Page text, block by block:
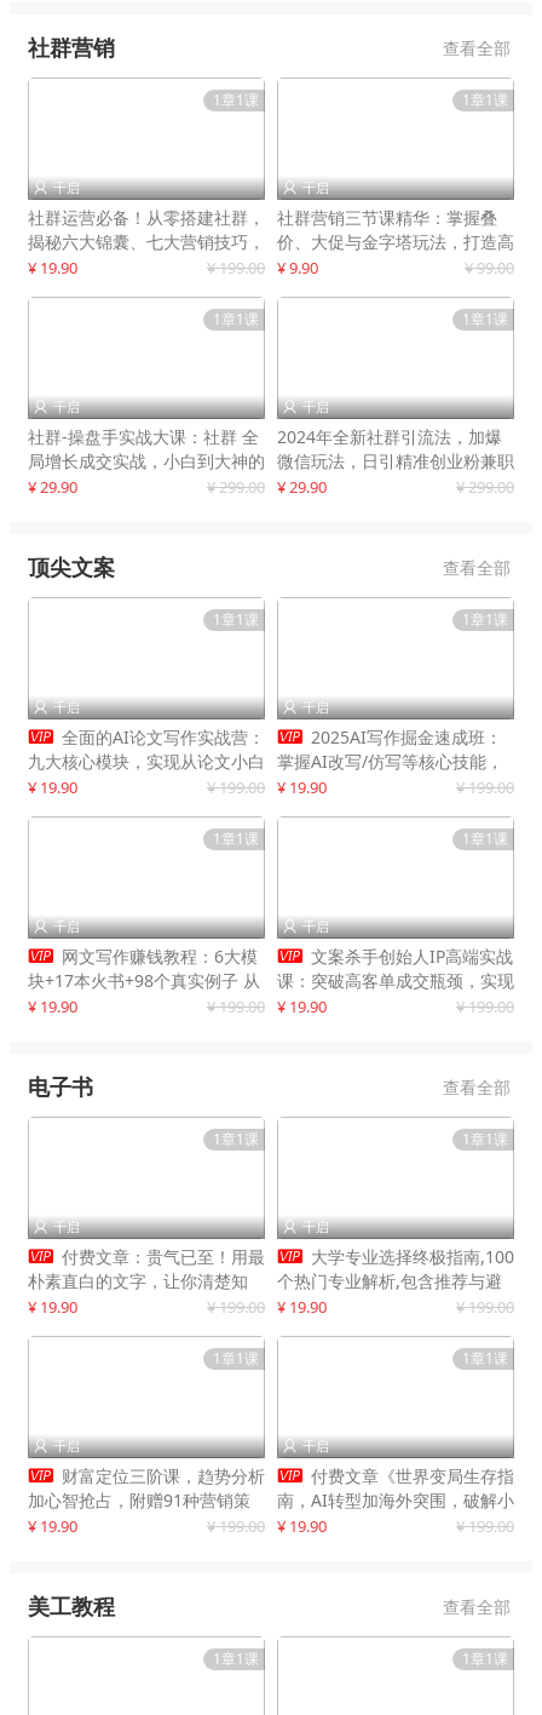
社群营销 查看全部
1章1课
 千启
社群运营必备！从零搭建社群，
揭秘六大锦囊、七大营销技巧，
打造火爆社群
¥ 19.90 ¥ 199.00
1章1课
 千启
社群营销三节课精华：掌握叠
价、大促与金字塔玩法，打造高
效营销体系
¥ 9.90 ¥ 99.00
1章1课
 千启
社群-操盘手实战大课：社群 全
局增长成交实战，小白到大神的
进阶之路
¥ 29.90 ¥ 299.00
1章1课
 千启
2024年全新社群引流法，加爆
微信玩法，日引精准创业粉兼职
粉200+
¥ 29.90 ¥ 299.00
顶尖文案 查看全部
1章1课
 千启
 全面的AI论文写作实战营：
九大核心模块，实现从论文小白
到高效产出的跨越
¥ 19.90 ¥ 199.00
1章1课
 千启
 2025AI写作掘金速成班：
掌握AI改写/仿写等核心技能，
实现单篇文案变现500+
¥ 19.90 ¥ 199.00
1章1课
 千启
 网文写作赚钱教程：6大模
块+17本火书+98个真实例子 从
入门到精通实战方法
¥ 19.90 ¥ 199.00
1章1课
 千启
 文案杀手创始人IP高端实战
课：突破高客单成交瓶颈，实现
IP商业价值最大化
¥ 19.90 ¥ 199.00
电子书 查看全部
1章1课
 千启
 付费文章：贵气已至！用最
朴素直白的文字，让你清楚知
道，该如何接住这一次时代的泼
¥ 19.90 ¥ 199.00
1章1课
 千启
 大学专业选择终极指南,100
个热门专业解析,包含推荐与避
雷实用建议
¥ 19.90 ¥ 199.00
1章1课
 千启
 财富定位三阶课，趋势分析
加心智抢占，附赠91种营销策
略模型
¥ 19.90 ¥ 199.00
1章1课
 千启
 付费文章《世界变局生存指
南，AI转型加海外突围，破解小
城市生存陷阱》
¥ 19.90 ¥ 199.00
美工教程 查看全部
1章1课 1章1课